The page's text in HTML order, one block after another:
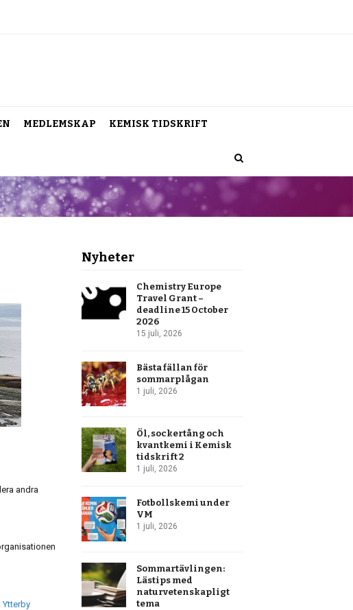
MEDLEMSKAP KEMISK TIDSKRIFT
andra
Ytterby
Nyheter
Chemistry Europe
Travel Grant –
deadline 15 October
2026
15 juli, 2026
Bästa fällan för
sommarplågan
1 juli, 2026
Öl, sockertång och
kvantkemi i Kemisk
tidskrift 2
1 juli, 2026
Fotbollskemi under
VM
1 juli, 2026
Sommartävlingen:
Lästips med
naturvetenskapligt
tema